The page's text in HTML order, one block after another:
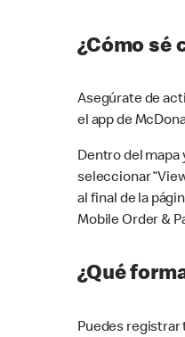
¿Cómo sé
Asegúrate de
el app de
Dentro del mapa
seleccionar
al final de la
Mobile Order &
¿Qué
Puedes registrar